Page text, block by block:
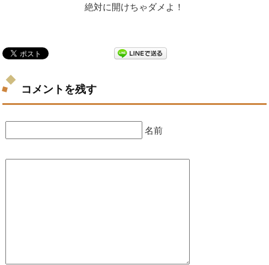
絶対に開けちゃダメよ！
コメントを残す
名前